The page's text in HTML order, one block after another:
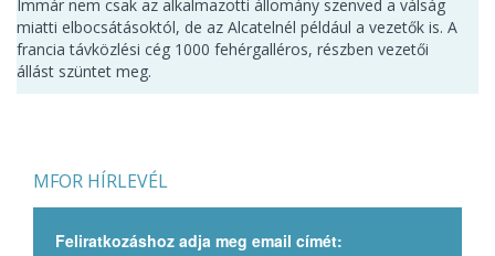
Immár nem csak az alkalmazotti állomány szenved a válság
miatti elbocsátásoktól, de az Alcatelnél például a vezetők is. A
francia távközlési cég 1000 fehérgalléros, részben vezetői
állást szüntet meg.
MFOR HÍRLEVÉL
Feliratkozáshoz adja meg email címét: